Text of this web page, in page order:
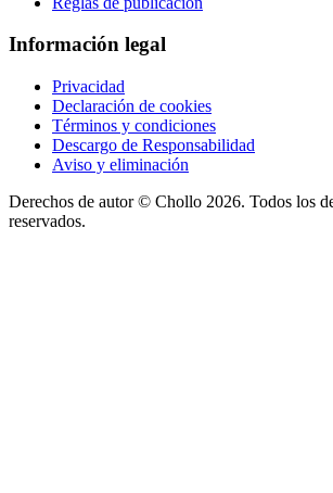
Información legal
Privacidad
Declaración de cookies
Términos y condiciones
Descargo de Responsabilidad
Aviso y eliminación
Derechos de autor © Chollo 2026. Todos los
reservados.